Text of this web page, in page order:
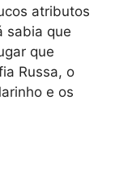
atributos
sabia que
que
Russa, o
e os